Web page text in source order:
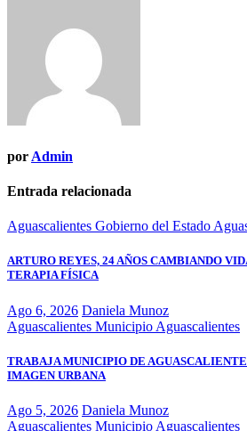
por Admin
Entrada relacionada
Aguascalientes Gobierno del Estado
ARTURO REYES, 24 AÑOS CAMBIANDO
TERAPIA FÍSICA
Ago 6, 2026 Daniela Munoz
Aguascalientes Municipio Aguascalientes
TRABAJA MUNICIPIO DE
IMAGEN URBANA
Ago 5, 2026 Daniela Munoz
Aguascalientes Municipio Aguascalientes